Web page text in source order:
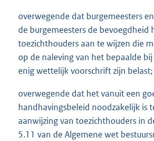
overwegende dat burgemeesters
de burgemeesters de bevoegdheid
toezichthouders aan te wijzen die
op de naleving van het bepaalde
enig wettelijk voorschrift zijn belast;
overwegende dat het vanuit een
handhavingsbeleid noodzakelijk is
aanwijzing van toezichthouders in
5.11 van de Algemene wet